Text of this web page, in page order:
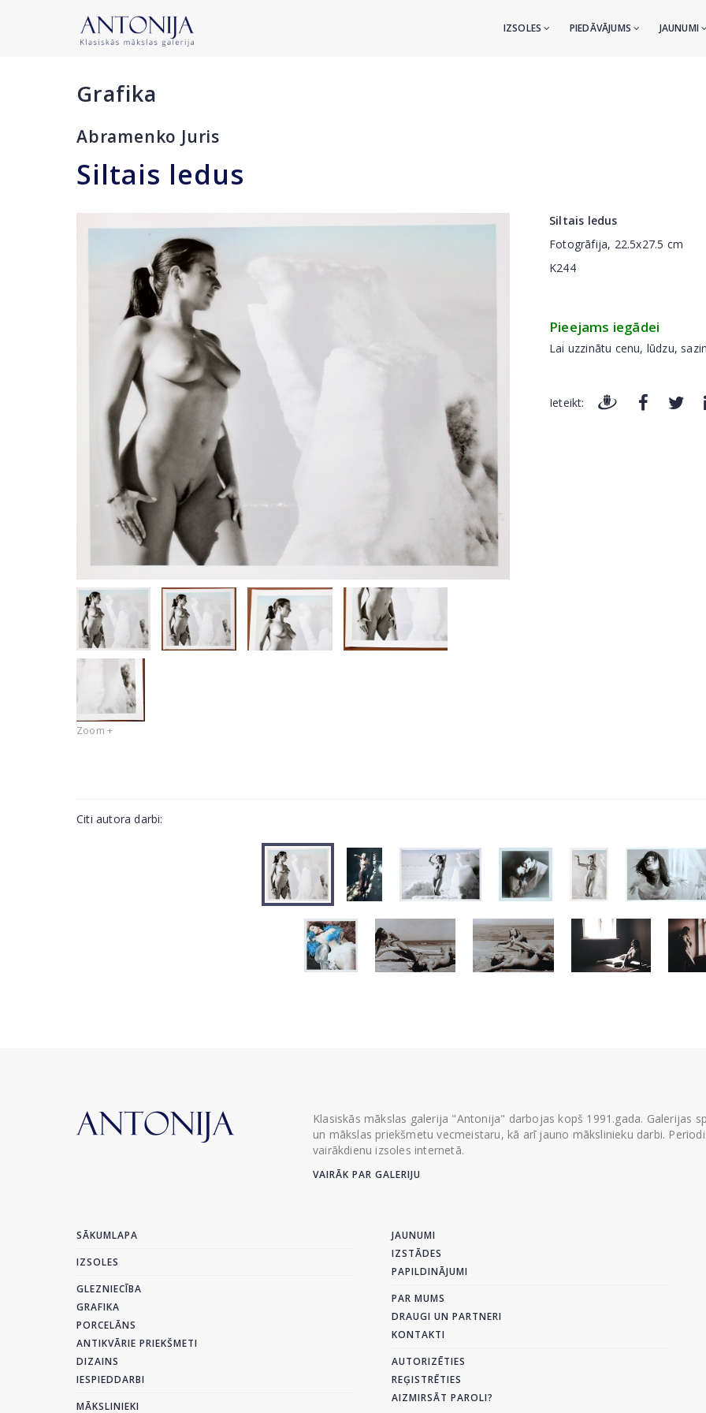
IZSOLES PIEDĀVĀJUMS JAUNUMI
Grafika
Abramenko Juris
Siltais ledus
Zoom +
Siltais ledus
Fotogrāfija, 22.5x27.5 cm
K244
Pieejams iegādei
Lai uzzinātu cenu, lūdzu,
Ieteikt:
Citi autora darbi:
Klasiskās mākslas galerija "Antonija" darbojas kopš 1991.gada. Galerijas
un mākslas priekšmetu vecmeistaru, kā arī jauno mākslinieku darbi.
vairākdienu izsoles internetā.
VAIRĀK PAR GALERIJU
SĀKUMLAPA
IZSOLES
GLEZNIECĪBA
GRAFIKA
PORCELĀNS
ANTIKVĀRIE PRIEKŠMETI
DIZAINS
IESPIEDDARBI
MĀKSLINIEKI
JAUNUMI
IZSTĀDES
PAPILDINĀJUMI
PAR MUMS
DRAUGI UN PARTNERI
KONTAKTI
AUTORIZĒTIES
REĢISTRĒTIES
AIZMIRSĀT PAROLI?